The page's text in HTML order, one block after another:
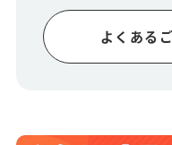
よくある